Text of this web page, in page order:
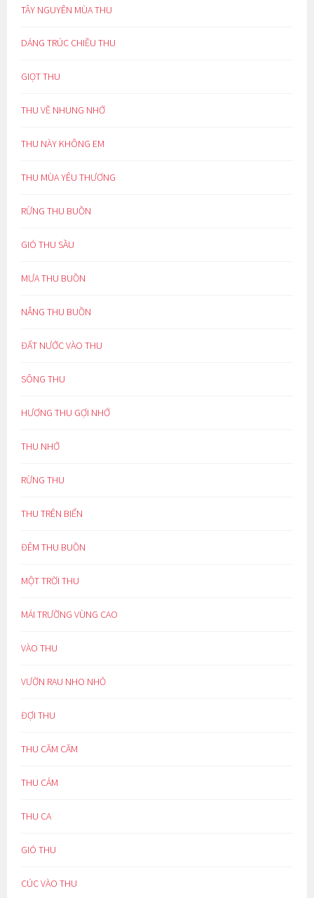
TÂY NGUYÊN MÙA THU
DÁNG TRÚC CHIỀU THU
GIỌT THU
THU VỀ NHUNG NHỚ
THU NÀY KHÔNG EM
THU MÙA YÊU THƯƠNG
RỪNG THU BUỒN
GIÓ THU SẦU
MƯA THU BUỒN
NẮNG THU BUỒN
ĐẤT NƯỚC VÀO THU
SÔNG THU
HƯƠNG THU GỢI NHỚ
THU NHỚ
RỪNG THU
THU TRÊN BIỂN
ĐÊM THU BUỒN
MỘT TRỜI THU
MÁI TRƯỜNG VÙNG CAO
VÀO THU
VƯỜN RAU NHO NHỎ
ĐỢI THU
THU CĂM CĂM
THU CẢM
THU CA
GIÓ THU
CÚC VÀO THU